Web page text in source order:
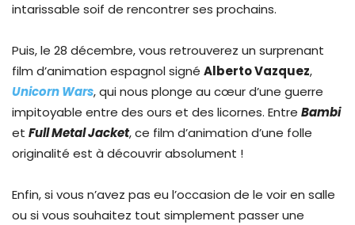
intarissable soif de rencontrer ses prochains.
Puis, le 28 décembre, vous retrouverez un surprenant
film d’animation espagnol signé Alberto Vazquez,
Unicorn Wars, qui nous plonge au cœur d’une guerre
impitoyable entre des ours et des licornes. Entre Bambi
et Full Metal Jacket, ce film d’animation d’une folle
originalité est à découvrir absolument !
Enfin, si vous n’avez pas eu l’occasion de le voir en salle
ou si vous souhaitez tout simplement passer une